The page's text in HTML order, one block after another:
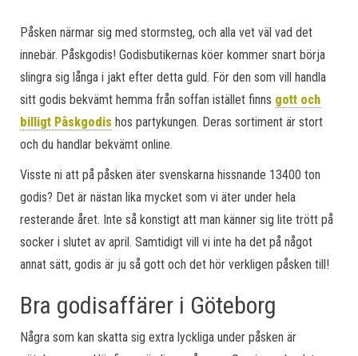
Påsken närmar sig med stormsteg, och alla vet väl vad det
innebär. Påskgodis! Godisbutikernas köer kommer snart börja
slingra sig långa i jakt efter detta guld. För den som vill handla
sitt godis bekvämt hemma från soffan istället finns gott och
billigt Påskgodis hos partykungen. Deras sortiment är stort
och du handlar bekvämt online.
Visste ni att på påsken äter svenskarna hissnande 13400 ton
godis? Det är nästan lika mycket som vi äter under hela
resterande året. Inte så konstigt att man känner sig lite trött på
socker i slutet av april. Samtidigt vill vi inte ha det på något
annat sätt, godis är ju så gott och det hör verkligen påsken till!
Bra godisaffärer i Göteborg
Några som kan skatta sig extra lyckliga under påsken är